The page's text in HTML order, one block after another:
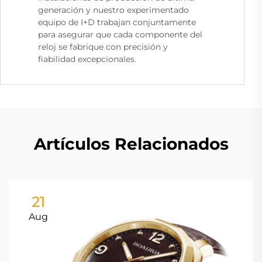
generación y nuestro experimentado
equipo de I+D trabajan conjuntamente
para asegurar que cada componente del
reloj se fabrique con precisión y
fiabilidad excepcionales.
Artículos Relacionados
21
Aug